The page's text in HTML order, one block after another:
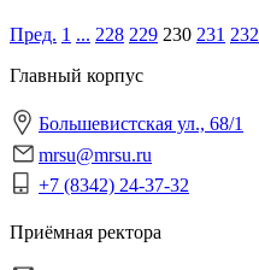
Пред. 1 ... 228 229 230 231 232
Главный корпус
Большевистская ул., 68/1
mrsu@mrsu.ru
+7 (8342) 24-37-32
Приёмная ректора